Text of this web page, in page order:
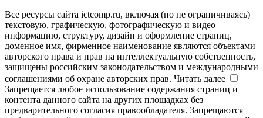
Все ресурсы сайта ictcomp.ru, включая (но не ограничиваясь)
текстовую, графическую, фотографическую и видео
информацию, структуру, дизайн и оформление страниц,
доменное имя, фирменное наименование являются объектами
авторского права и прав на интеллектуальную собственность,
защищены российским законодательством и международными
соглашениями об охране авторских прав. Читать далее
Запрещается любое использование содержания страниц и
контента данного сайта на других площадках без
предварительного согласия правообладателя. Запрещаются